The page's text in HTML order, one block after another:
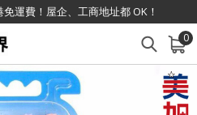
運費！屋企、工商地址都 OK！
0
查看